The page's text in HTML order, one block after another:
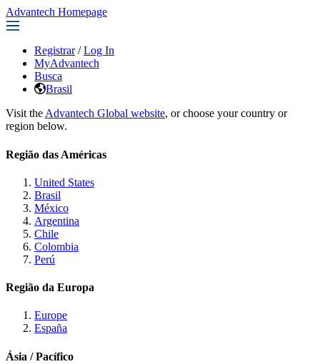
Advantech Homepage
Registrar / Log In
MyAdvantech
Busca
Brasil
Visit the Advantech Global website, or choose your country or
region below.
Região das Américas
United States
Brasil
México
Argentina
Chile
Colombia
Perú
Região da Europa
Europe
España
Ásia / Pacífico